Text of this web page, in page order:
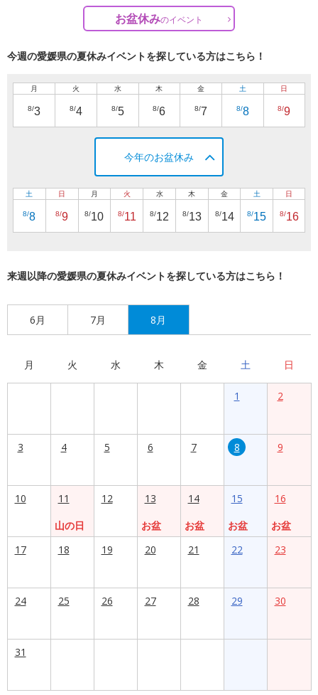
お盆休みのイベント
今週の愛媛県の夏休みイベントを探している方はこちら！
月
8/3
火
8/4
水
8/5
木
8/6
金
8/7
土
8/8
日
8/9
今年のお盆休み
土
8/8
日
8/9
月
8/10
火
8/11
水
8/12
木
8/13
金
8/14
土
8/15
日
8/16
来週以降の愛媛県の夏休みイベントを探している方はこちら！
6月 7月 8月
月 火 水 木 金 土 日
1 2
3 4 5 6 7 8 9
10
11
山の日
12
13
お盆
14
お盆
15
お盆
16
お盆
17
18 19 20 21 22 23
24 25 26 27 28 29 30
31